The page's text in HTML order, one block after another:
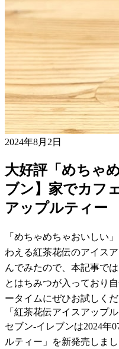
2024年8月2日
大好評「めちゃ
ブン】家でカフ
アップルティー
「めちゃめちゃおいしい
わえる紅茶花伝のアイス
んでみたので、本記事で
とはちみつが入っており
ータイムにぜひお試しくだ
「紅茶花伝アイスアップル
セブン-イレブンは2024年
ルティー」を新発売しま